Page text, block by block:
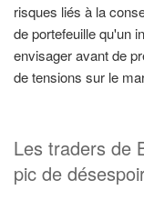
risques liés à la
de portefeuille qu'un
envisager avant de
de tensions sur le
Les traders de
pic de